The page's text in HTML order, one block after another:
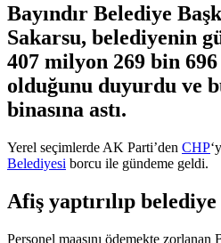
Bayındır Belediye
Sakarsu, belediyenin
407 milyon 269 bin
olduğunu duyurdu ve
binasına astı.
Yerel seçimlerde AK Parti’den CHP
Belediyesi borcu ile gündeme geldi.
Afiş yaptırılıp belediye
Personel maaşını ödemekte zorlanan